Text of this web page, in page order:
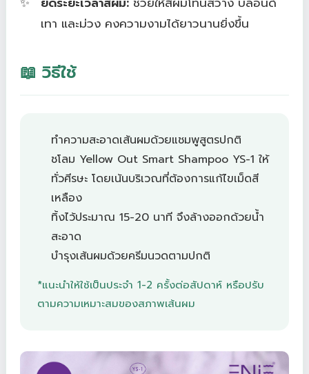
เทา และม่วง คงความงามได้ยาวนานยิ่งขึ้น
📖 วิธีใช้
ทำความสะอาดเส้นผมด้วยแชมพูสูตรปกติ
ชโลม Yellow Out Smart Shampoo YS-1 ให้
ทั่วศีรษะ โดยเน้นบริเวณที่ต้องการแก้ไขเม็ดสี
เหลือง
ทิ้งไว้ประมาณ 15-20 นาที จึงล้างออกด้วยน้ำ
สะอาด
บำรุงเส้นผมด้วยครีมนวดตามปกติ
*แนะนำให้ใช้เป็นประจำ 1-2 ครั้งต่อสัปดาห์ หรือปรับ
ตามความเหมาะสมของสภาพเส้นผม